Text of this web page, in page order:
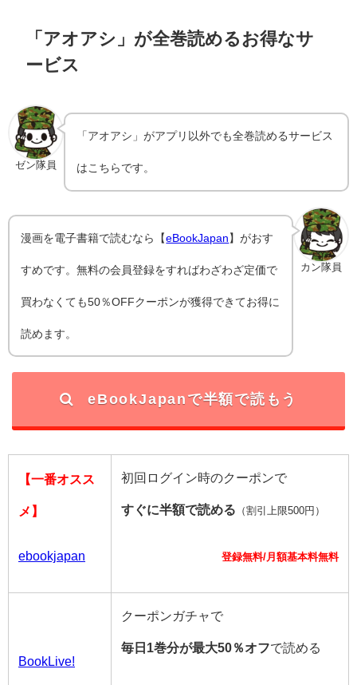
「アオアシ」が全巻読めるお得なサ
ービス
ゼン隊員
「アオアシ」がアプリ以外でも全巻読めるサービス
はこちらです。
カン隊員
漫画を電子書籍で読むなら【eBookJapan 】がおす
すめです。無料の会員登録をすればわざわざ定価で
買わなくても50％OFFクーポンが獲得できてお得に
読めます。
eBookJapanで半額で読もう
【一番オスス
メ】
ebookjapan
初回ログイン時のクーポンで
すぐに半額で読める （割引上限500円）
登録無料/月額基本料無料
BookLive!
クーポンガチャで
毎日1巻分が最大50％オフで読める